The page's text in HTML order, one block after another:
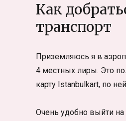
Как
транспорт
Приземляюсь я в
4 местных лиры. Это
карту Istanbulkart, по
Очень удобно выйти на